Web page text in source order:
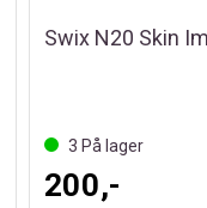
3 På lager
200,-